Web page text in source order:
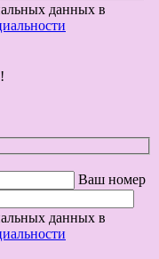
данных в
Ваш номер
данных в